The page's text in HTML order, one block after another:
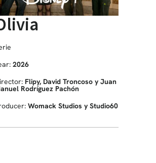
2026
Flipy, David Troncoso y Juan
Rodríguez Pachón
Womack Studios y Studio60